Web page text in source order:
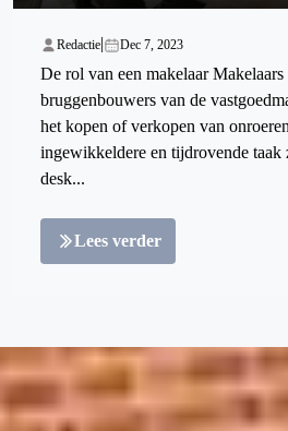
Redactie| Dec 7, 2023
De rol van een makelaar
bruggenbouwers van de
het kopen of verkopen van
ingewikkeldere en tijdrovende taak
desk...
Lees verder